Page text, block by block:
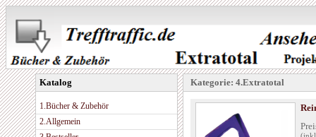
Katalog
1.Bücher & Zubehör
2.Allgemein
Kategorie: 4.Extratotal